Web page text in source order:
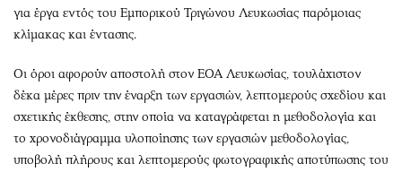
για έργα εντός του Εμπορικού Τριγώνου Λευκωσίας παρόμοιας
κλίμακας και έντασης.
Οι όροι αφορούν αποστολή στον ΕΟΑ Λευκωσίας, τουλάχιστον
δέκα μέρες πριν την έναρξη των εργασιών, λεπτομερούς σχεδίου και
σχετικής έκθεσης, στην οποία να καταγράφεται η μεθοδολογία και
το χρονοδιάγραμμα υλοποίησης των εργασιών μεθοδολογίας,
υποβολή πλήρους και λεπτομερούς φωτογραφικής αποτύπωσης του